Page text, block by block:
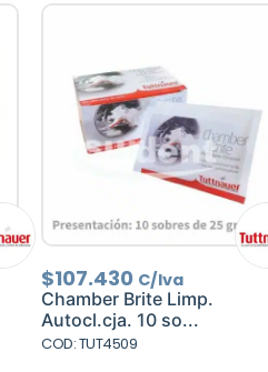
El
precio
actual
$5.221.125.
$107.430 C/Iva
Chamber Brite Limp.
Autocl.cja. 10 so...
COD: TUT4509